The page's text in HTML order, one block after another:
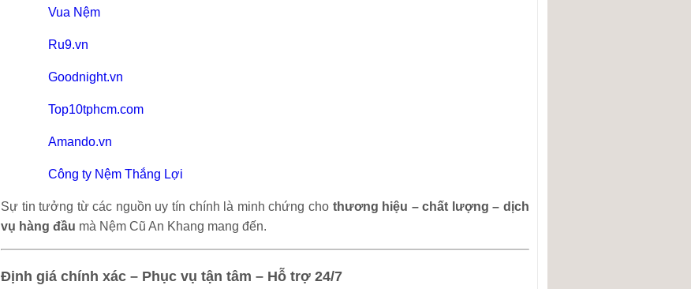
Vua Nệm
Ru9.vn
Goodnight.vn
Top10tphcm.com
Amando.vn
Công ty Nệm Thắng Lợi
Sự tin tưởng từ các nguồn uy tín chính là minh chứng cho thương hiệu – chất lượng – dịch
vụ hàng đầu mà Nệm Cũ An Khang mang đến.
Định giá chính xác – Phục vụ tận tâm – Hỗ trợ 24/7